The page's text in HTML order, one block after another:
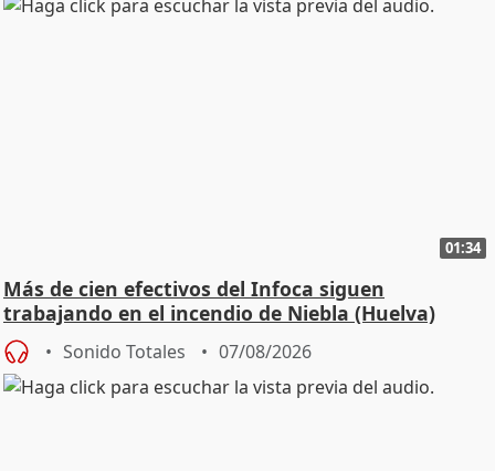
01:34
Más de cien efectivos del Infoca siguen
trabajando en el incendio de Niebla (Huelva)
Sonido Totales 07/08/2026